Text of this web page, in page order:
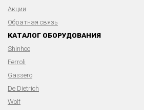
Акции
Обратная связь
КАТАЛОГ ОБОРУДОВАНИЯ
Shinhoo
Ferroli
Gassero
De Dietrich
Wolf